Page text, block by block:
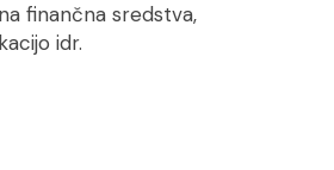
finančna sredstva,
idr.